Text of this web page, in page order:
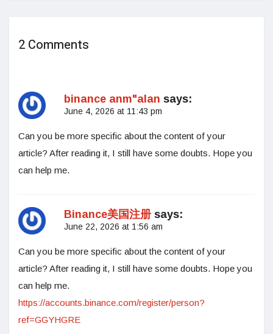
2 Comments
binance anm"alan says:
June 4, 2026 at 11:43 pm
Can you be more specific about the content of your
article? After reading it, I still have some doubts. Hope you
can help me.
Binance美国注册 says:
June 22, 2026 at 1:56 am
Can you be more specific about the content of your
article? After reading it, I still have some doubts. Hope you
can help me.
https://accounts.binance.com/register/person?
ref=GGYHGRE